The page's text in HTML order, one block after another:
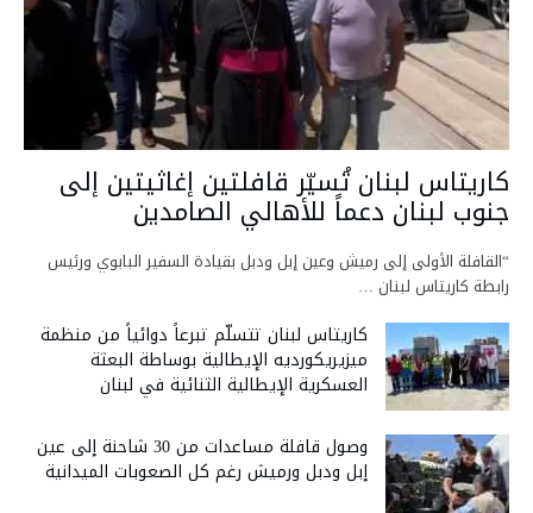
كاريتاس لبنان تُسيّر قافلتين إغاثيتين إلى
جنوب لبنان دعماً للأهالي الصامدين
“القافلة الأولى إلى رميش وعين إبل ودبل بقيادة السفير البابوي ورئيس
رابطة كاريتاس لبنان …
كاريتاس لبنان تتسلّم تبرعاً دوائياً من منظمة
ميزيريكورديه الإيطالية بوساطة البعثة
العسكرية الإيطالية الثنائية في لبنان
وصول قافلة مساعدات من 30 شاحنة إلى عين
إبل ودبل ورميش رغم كل الصعوبات الميدانية